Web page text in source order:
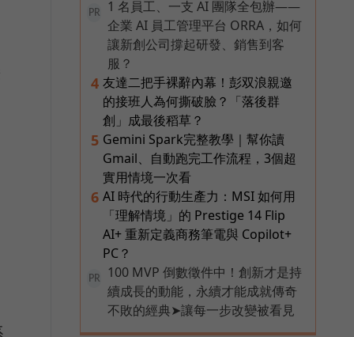
PR
1 名員工、一支 AI 團隊全包辦——
企業 AI 員工管理平台 ORRA，如何
讓新創公司撐起研發、銷售到客
服？
4 友達二把手裸辭內幕！彭双浪親邀
的接班人為何撕破臉？「落後群
創」成最後稻草？
5 Gemini Spark完整教學｜幫你讀
Gmail、自動跑完工作流程，3個超
實用情境一次看
6 AI 時代的行動生產力：MSI 如何用
「理解情境」的 Prestige 14 Flip
AI+ 重新定義商務筆電與 Copilot+
PC？
PR
100 MVP 倒數徵件中！創新才是持
續成長的動能，永續才能成就傳奇
不敗的經典➤讓每一步改變被看見